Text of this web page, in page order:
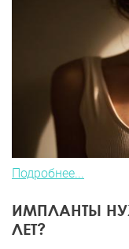
Подробнее...
ИМПЛАНТЫ
ЛЕТ?